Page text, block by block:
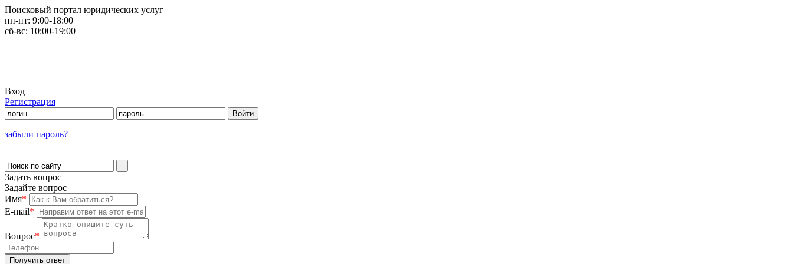
Поисковый портал юридических услуг
пн-пт: 9:00-18:00
сб-вс: 10:00-19:00
Вход
Регистрация
забыли пароль?
Задать вопрос
Задайте вопрос
Имя*
E-mail*
Вопрос*